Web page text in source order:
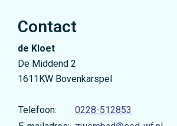
Contact
de Kloet
De Middend 2
1611KW Bovenkarspel
Telefoon:
0228-512853